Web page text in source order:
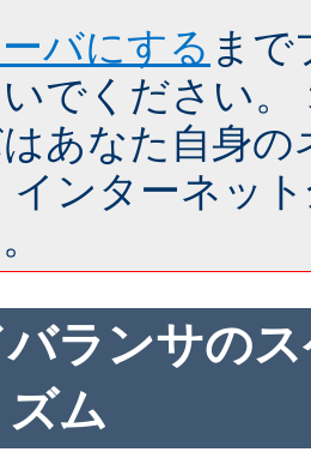
バにする まで
でください。
あなた自身
インターネッ
バランサの
ム